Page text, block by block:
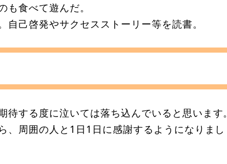
も食べて遊んだ。
自己啓発やサクセスストーリー等を読書。
する度に泣いては落ち込んでいると思います。
、周囲の人と1日1日に感謝するようになりまし